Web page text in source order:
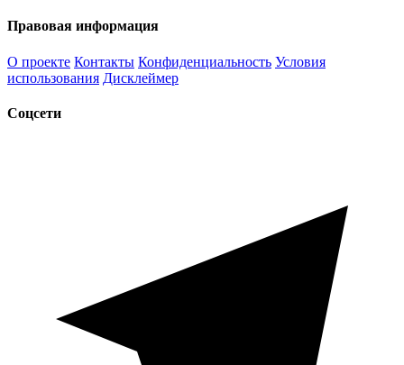
Правовая информация
О проекте Контакты Конфиденциальность Условия
использования Дисклеймер
Соцсети